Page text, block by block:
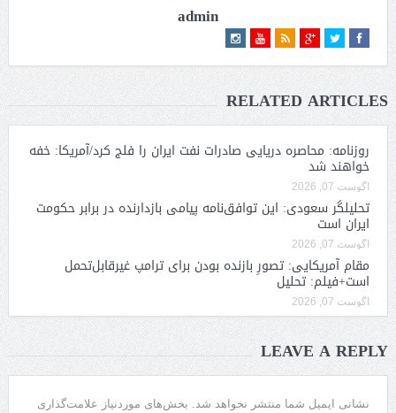
admin
RELATED ARTICLES
روزنامه: محاصره دریایی صادرات نفت ایران را فلج کرد/آمریکا: خفه
خواهند شد
آگوست 07, 2026
تحلیلگر سعودی: این توافق‌نامه پیامی بازدارنده در برابر حکومت
ایران است
آگوست 07, 2026
مقام آمریکایی: تصورِ بازنده بودن برای ترامپ غیرقابل‌تحمل
است+فیلم: تحلیل
آگوست 07, 2026
LEAVE A REPLY
نشانی ایمیل شما منتشر نخواهد شد. بخش‌های موردنیاز علامت‌گذاری